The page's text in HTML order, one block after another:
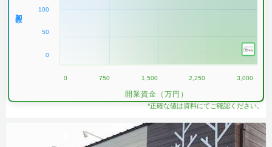
100
50
0
0 750 1,500 2,250 3,000
開業資金（万円）
*正確な値は資料にてご確認ください。